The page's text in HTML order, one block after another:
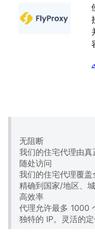
无阻断
我们的住宅代理由真
随处访问
我们的住宅代理覆
精确到国家/地区、
高效率
代理允许最多 1000
独特的 IP。灵活的